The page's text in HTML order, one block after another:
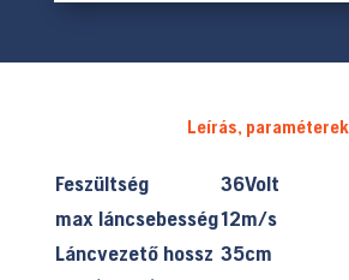
Leírás, paraméterek
Feszültség
36Volt
max láncsebesség12m/s
Láncvezető hossz 35cm